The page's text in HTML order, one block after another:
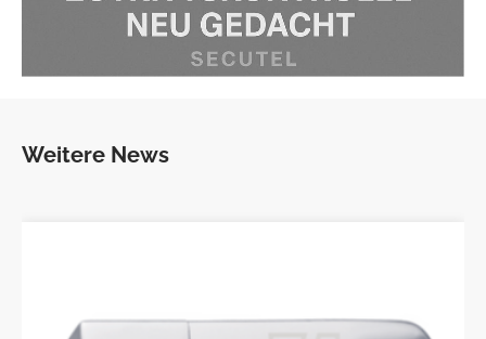
Weitere News